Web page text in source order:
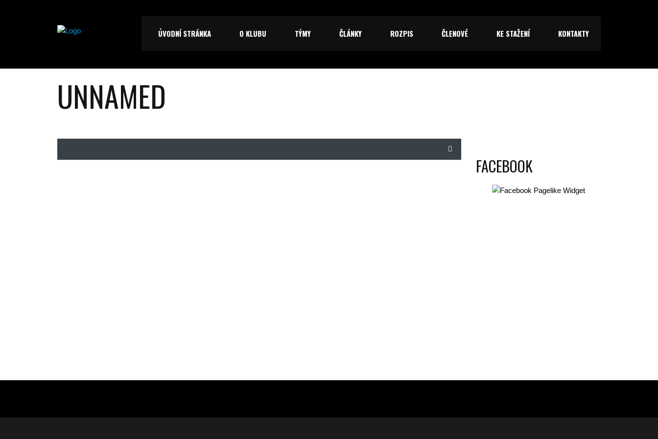
ÚVODNÍ STRÁNKA O KLUBU TÝMY ČLÁNKY ROZPIS ČLENOVÉ KE STAŽENÍ KONTAKTY
UNNAMED
FACEBOOK